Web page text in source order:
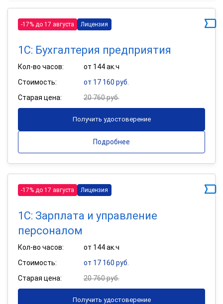
-17% до 17 августа Лицензия
1С: Бухгалтерия предприятия
Кол-во часов:
от 144 ак.ч
Стоимость:
от 17 160 руб.
Старая цена:
20 760 руб.
Получить удостоверение
Подробнее
-17% до 17 августа Лицензия
1С: Зарплата и управление
персоналом
Кол-во часов:
от 144 ак.ч
Стоимость:
от 17 160 руб.
Старая цена:
20 760 руб.
Получить удостоверение